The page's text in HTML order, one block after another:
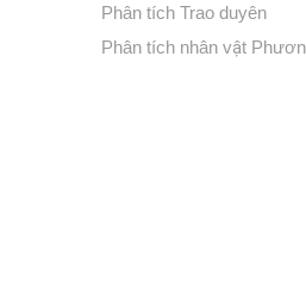
Phân tích Trao duyên
Phân tích nhân vật